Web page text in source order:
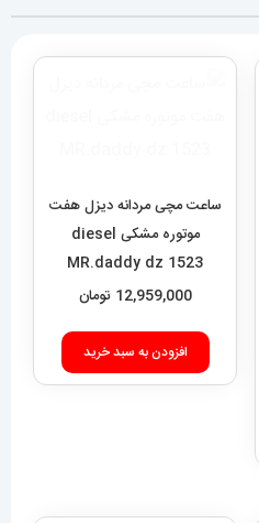
ساعت مچی مردانه دیزل هفت
موتوره مشکی diesel
MR.daddy dz 1523
12,959,000 تومان
افزودن به سبد خرید